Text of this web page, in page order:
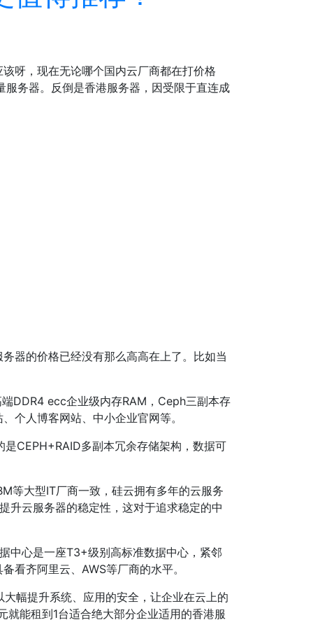
呀，现在无论哪个国内云厂商都在打价格
务器。反倒是香港服务器，因受限于直连成
器的价格已经没有那么高高在上了。比如当
DDR4 ecc企业级内存RAM，Ceph三副本存
个人博客网站、中小企业官网等。
CEPH+RAID多副本冗余存储架构，数据可
等大型IT厂商一致，硅云拥有多年的云服务
升云服务器的稳定性，这对于追求稳定的中
中心是一座T3+级别高标准数据中心，紧邻
看齐阿里云、AWS等厂商的水平。
幅提升系统、应用的安全，让企业在云上的
能租到1台适合绝大部分企业适用的香港服